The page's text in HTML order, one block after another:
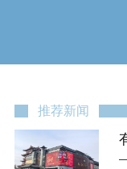
推荐新闻